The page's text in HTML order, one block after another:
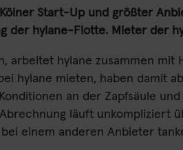
Kölner Start-Up und größter
der hylane-Flotte. Mieter der
arbeitet hylane zusammen
hylane mieten, haben damit
an der Zapfsäule
läuft
einem anderen Anbieter